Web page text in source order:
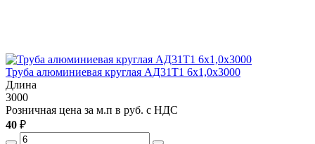
Труба алюминиевая круглая АД31Т1 6x1,0x3000
Длина
3000
Розничная цена за м.п в руб. с НДС
40 ₽